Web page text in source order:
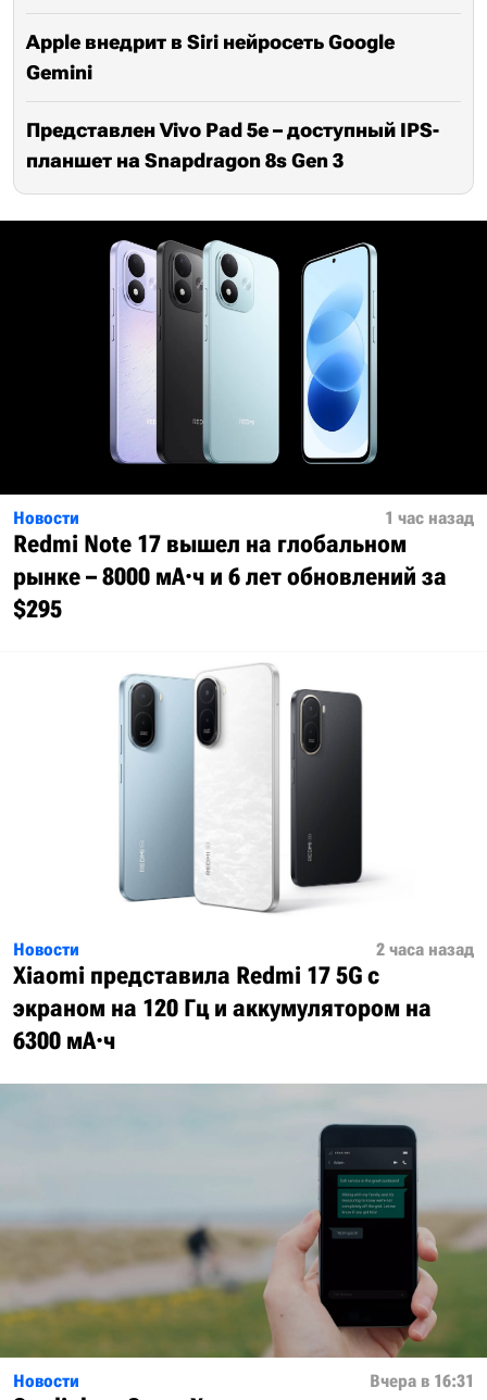
Apple внедрит в Siri нейросеть Google
Gemini
Представлен Vivo Pad 5e – доступный IPS-
планшет на Snapdragon 8s Gen 3
Новости 1 час назад
Redmi Note 17 вышел на глобальном
рынке – 8000 мА·ч и 6 лет обновлений за
$295
Новости 2 часа назад
Xiaomi представила Redmi 17 5G с
экраном на 120 Гц и аккумулятором на
6300 мА·ч
Новости Вчера в 16:31